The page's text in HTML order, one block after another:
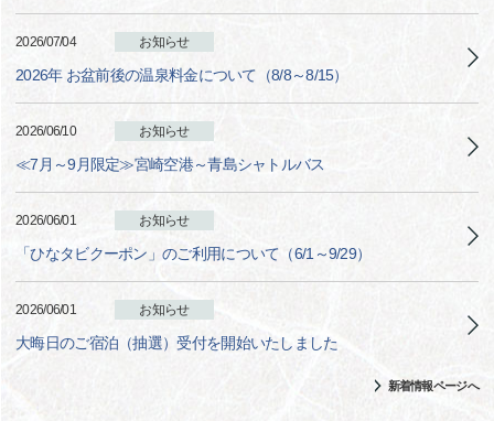
2026/07/04 お知らせ
2026年 お盆前後の温泉料金について（8/8～8/15）
2026/06/10 お知らせ
≪7月～9月限定≫宮崎空港～青島シャトルバス
2026/06/01 お知らせ
「ひなタビクーポン」のご利用について（6/1～9/29）
2026/06/01 お知らせ
大晦日のご宿泊（抽選）受付を開始いたしました
新着情報ページへ